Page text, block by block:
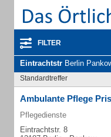
FILTER
Eintrachtstr Berlin Pankow -
Standardtreffer
Ambulante Pflege
Pflegedienste
Eintrachtstr. 8